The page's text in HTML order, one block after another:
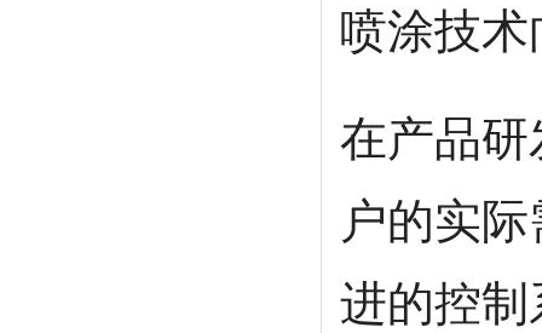
喷涂技
在产品
户的实
进的控